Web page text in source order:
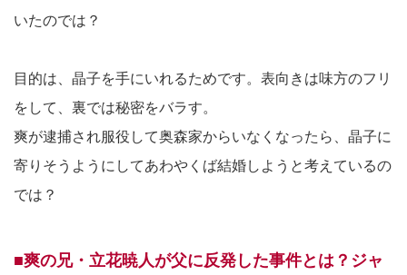
いたのでは？
目的は、晶子を手にいれるためです。表向きは味方のフリ
をして、裏では秘密をバラす。
爽が逮捕され服役して奥森家からいなくなったら、晶子に
寄りそうようにしてあわやくば結婚しようと考えているの
では？
■爽の兄・立花暁人が父に反発した事件とは？ジャ